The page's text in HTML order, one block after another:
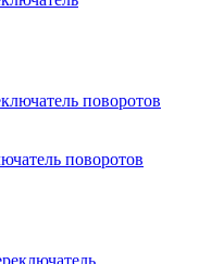
поворотов